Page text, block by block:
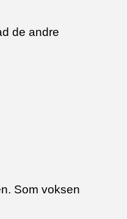
de andre
Som voksen